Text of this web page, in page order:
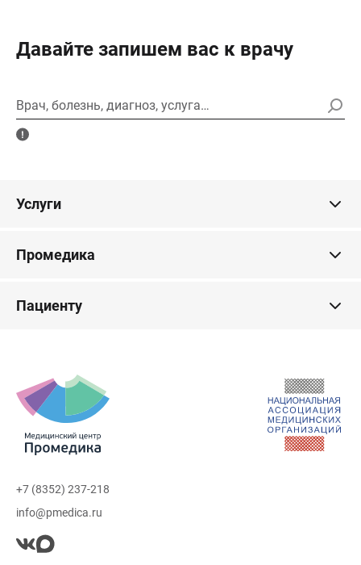
Давайте запишем вас к врачу
Врач, болезнь, диагноз, услуга…
Услуги
Промедика
Пациенту
+7 (8352) 237-218
info@pmedica.ru